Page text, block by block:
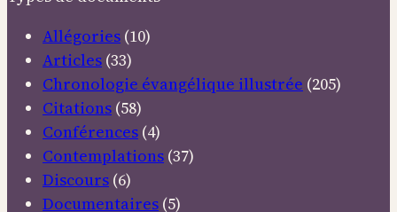
Allégories (10)
Articles (33)
Chronologie évangélique illustrée (205)
Citations (58)
Conférences (4)
Contemplations (37)
Discours (6)
Documentaires (5)